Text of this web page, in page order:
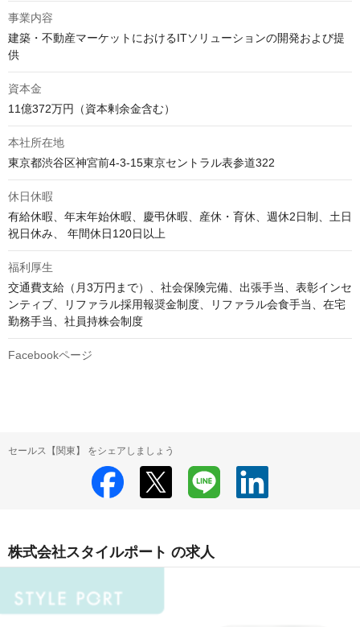
事業内容
建築・不動産マーケットにおけるITソリューションの開発および提
供
資本金
11億372万円（資本剰余金含む）
本社所在地
東京都渋谷区神宮前4-3-15東京セントラル表参道322
休日休暇
有給休暇、年末年始休暇、慶弔休暇、産休・育休、週休2日制、土日
祝日休み、 年間休日120日以上
福利厚生
交通費支給（月3万円まで）、社会保険完備、出張手当、表彰インセ
ンティブ、リファラル採用報奨金制度、リファラル会食手当、在宅
勤務手当、社員持株会制度
Facebookページ
セールス【関東】 をシェアしましょう
株式会社スタイルポート の求人